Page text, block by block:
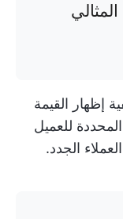
إظهار القيمة
للعميل
الجدد.